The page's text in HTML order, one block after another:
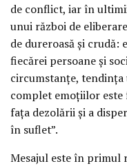
de conflict, iar în
unui război de
de dureroasă și crudă:
fiecărei persoane și
circumstanțe, tendința
complet emoțiilor este
fața dezolării și a
în suflet”.
Mesajul este în primul